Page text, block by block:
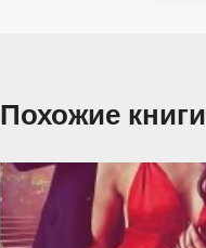
Похожие книги